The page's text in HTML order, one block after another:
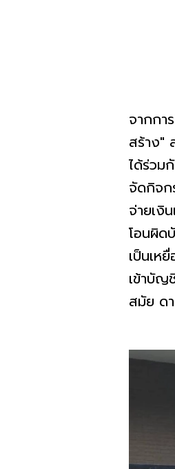
จากกา
สร้าง"
ได้ร่วม
จัดกิจก
จ่ายเงิ
โอนผิด
เป็นเห
เข้าบัญ
สมัย ด